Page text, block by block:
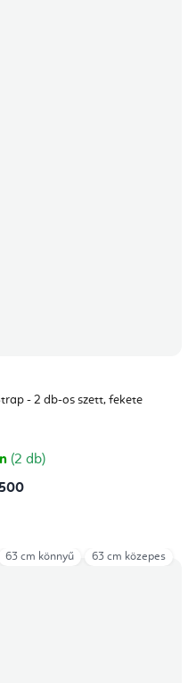
- 2 db-os szett, fekete
(2 db)
63 cm könnyű 63 cm közepes